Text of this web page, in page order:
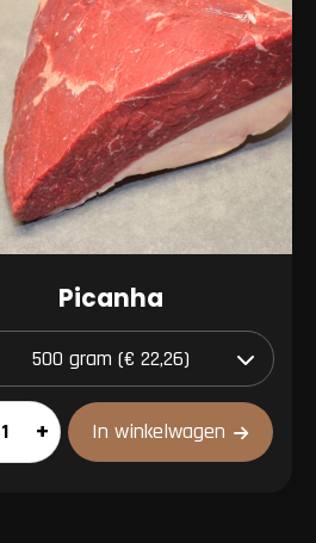
Picanha
+ In winkelwagen